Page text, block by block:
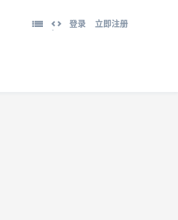
登录 立即注册